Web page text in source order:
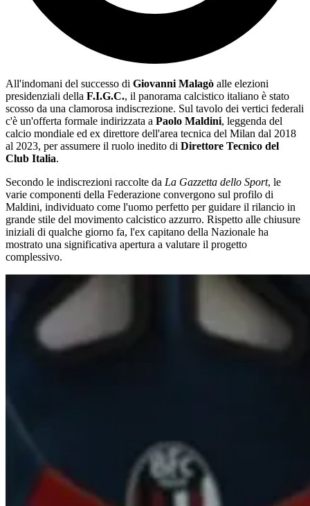
All'indomani del successo di Giovanni Malagò alle elezioni
presidenziali della F.I.G.C., il panorama calcistico italiano è stato
scosso da una clamorosa indiscrezione. Sul tavolo dei vertici federali
c'è un'offerta formale indirizzata a Paolo Maldini, leggenda del
calcio mondiale ed ex direttore dell'area tecnica del Milan dal 2018
al 2023, per assumere il ruolo inedito di Direttore Tecnico del
Club Italia.
Secondo le indiscrezioni raccolte da La Gazzetta dello Sport, le
varie componenti della Federazione convergono sul profilo di
Maldini, individuato come l'uomo perfetto per guidare il rilancio in
grande stile del movimento calcistico azzurro. Rispetto alle chiusure
iniziali di qualche giorno fa, l'ex capitano della Nazionale ha
mostrato una significativa apertura a valutare il progetto
complessivo.